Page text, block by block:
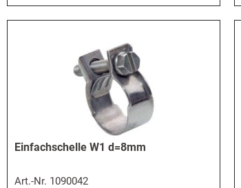
Einfachschelle W1 d=8mm
Art.-Nr. 1090042